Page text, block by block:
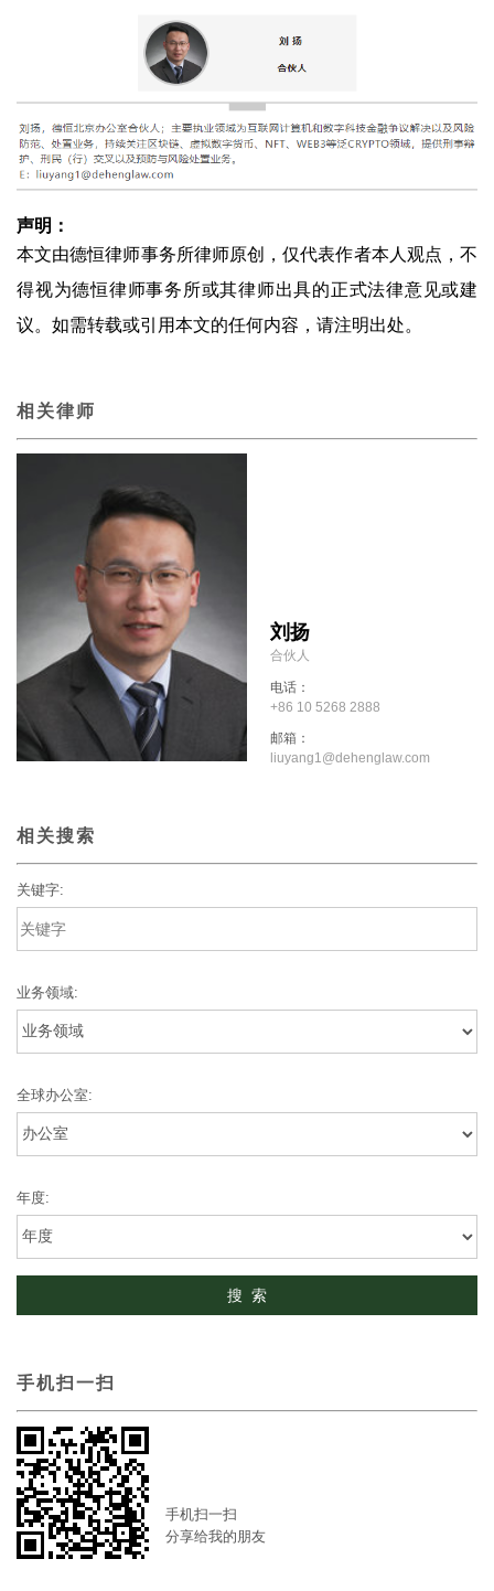
声明：
本文由德恒律师事务所律师原创，仅代表作者本人观点，不
得视为德恒律师事务所或其律师出具的正式法律意见或建
议。如需转载或引用本文的任何内容，请注明出处。
相关律师
刘扬
合伙人
电话：
+86 10 5268 2888
邮箱：
liuyang1@dehenglaw.com
相关搜索
关键字:
业务领域:
全球办公室:
年度:
手机扫一扫
手机扫一扫
分享给我的朋友